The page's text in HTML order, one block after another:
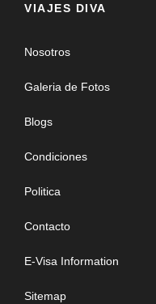
VIAJES DIVA
Nosotros
Galeria de Fotos
Blogs
Condiciones
Politica
Contacto
E-Visa Information
Sitemap